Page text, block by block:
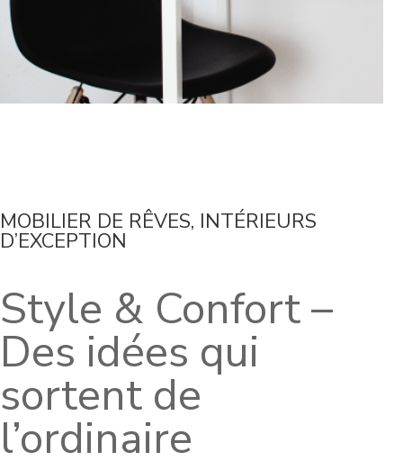
MOBILIER DE RÊVES, INTÉRIEURS
D’EXCEPTION
Style & Confort –
Des idées qui
sortent de
l’ordinaire